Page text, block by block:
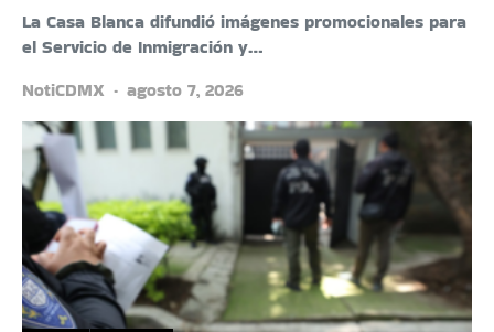
La Casa Blanca difundió imágenes promocionales para
el Servicio de Inmigración y…
NotiCDMX
agosto 7, 2026